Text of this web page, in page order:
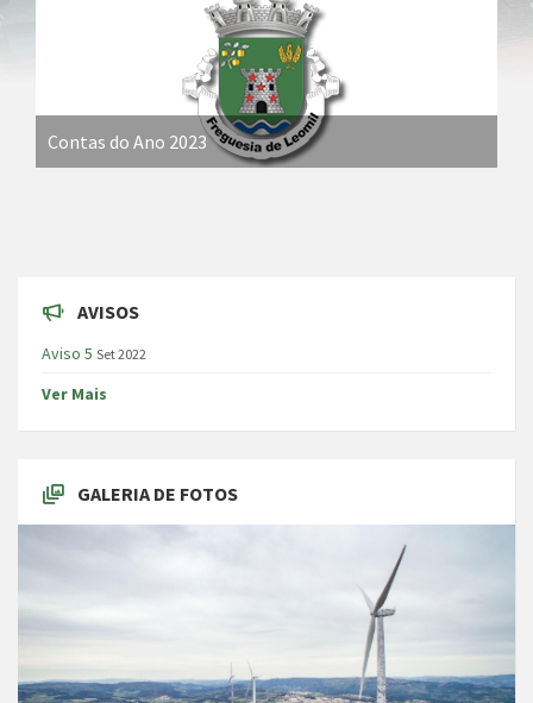
Contas do Ano 2023
AVISOS
Aviso 5 Set 2022
Ver Mais
GALERIA DE FOTOS